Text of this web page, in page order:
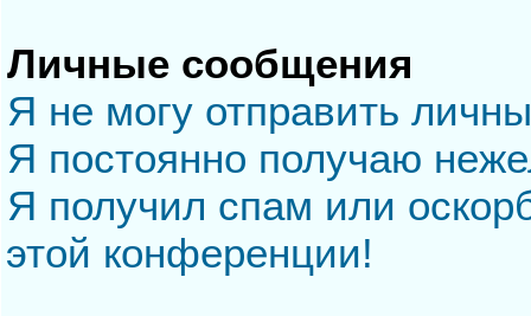
Личные сообщения
Я не могу отправить
Я постоянно получаю
Я получил спам или
этой конференции!